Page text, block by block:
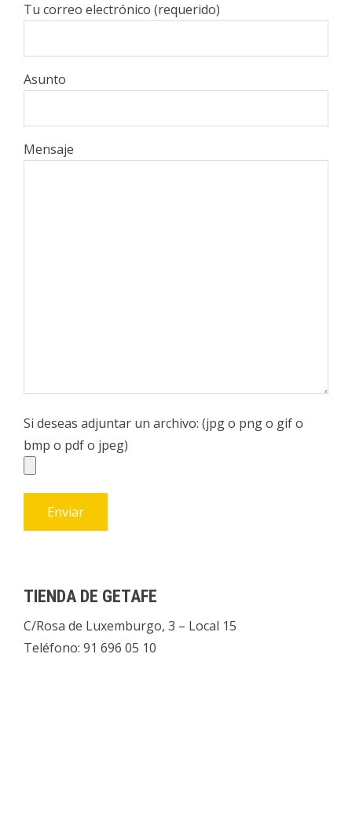
Tu correo electrónico (requerido)
Asunto
Mensaje
Si deseas adjuntar un archivo: (jpg o png o gif o
bmp o pdf o jpeg)
TIENDA DE GETAFE
C/Rosa de Luxemburgo, 3 – Local 15
Teléfono: 91 696 05 10